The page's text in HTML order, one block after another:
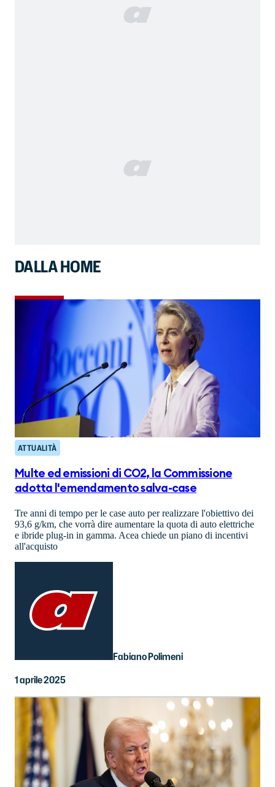
DALLA HOME
ATTUALITÀ
Multe ed emissioni di CO2, la Commissione
adotta l'emendamento salva-case
Tre anni di tempo per le case auto per realizzare l'obiettivo dei
93,6 g/km, che vorrà dire aumentare la quota di auto elettriche
e ibride plug-in in gamma. Acea chiede un piano di incentivi
all'acquisto
Fabiano Polimeni
1 aprile 2025